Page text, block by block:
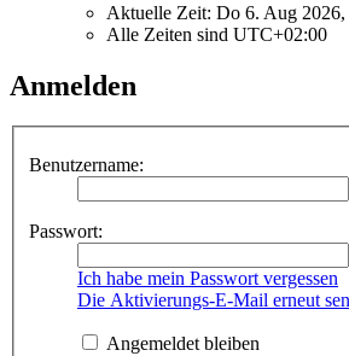
Aktuelle Zeit: Do 6. Aug 2026,
Alle Zeiten sind UTC+02:00
Anmelden
Benutzername:
Passwort:
Ich habe mein Passwort vergessen
Die Aktivierungs-E-Mail erneut
Angemeldet bleiben